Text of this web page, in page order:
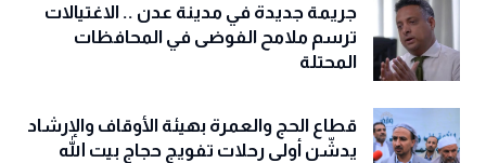
جريمة جديدة في مدينة عدن .. الاغتيالات
ترسم ملامح الفوضى في المحافظات
المحتلة
قطاع الحج والعمرة بهيئة الأوقاف والإرشاد
يدشّن أولى رحلات تفويج حجاج بيت الله